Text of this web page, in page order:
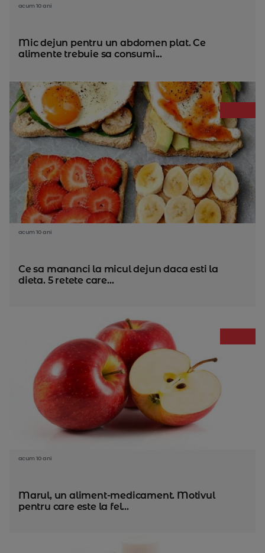
acum 10 ani
Mic dejun pentru un abdomen plat. Ce
alimente trebuie sa consumi...
acum 10 ani
Ce sa mananci la micul dejun daca esti la
dieta. 5 retete care...
acum 10 ani
Marul, un aliment-medicament. Motivul
pentru care este la fel...